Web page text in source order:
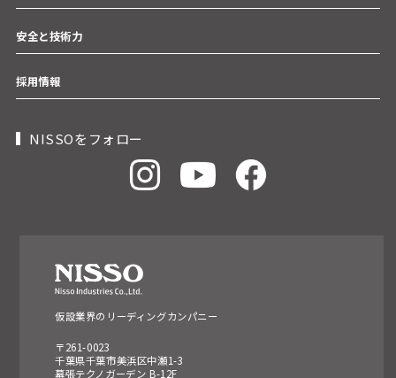
安全と技術力
採用情報
NISSOをフォロー
仮設業界のリーディングカンパニー
〒261-0023
千葉県千葉市美浜区中瀬1-3
幕張テクノガーデン B-12F